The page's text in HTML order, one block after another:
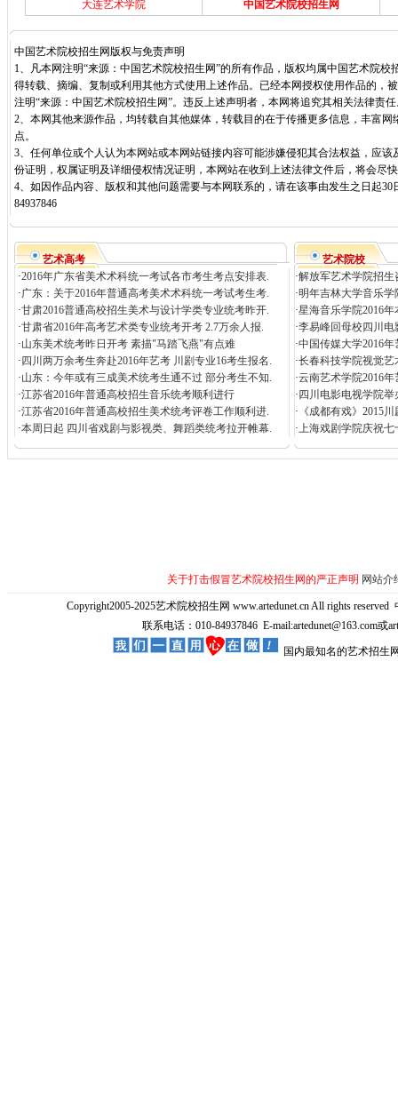
大连艺术学院 中国艺术院校招生网
中国艺术院校招生网版权与免责声明
1、凡本网注明“来源：中国艺术院校招生网”的所有作品，版权均属中国艺术院校
得转载、摘编、复制或利用其他方式使用上述作品。已经本网授权使用作品的，
注明“来源：中国艺术院校招生网”。违反上述声明者，本网将追究其相关法律责
2、本网其他来源作品，均转载自其他媒体，转载目的在于传播更多信息，丰富
点。
3、任何单位或个人认为本网站或本网站链接内容可能涉嫌侵犯其合法权益，应
份证明，权属证明及详细侵权情况证明，本网站在收到上述法律文件后，将会尽
4、如因作品内容、版权和其他问题需要与本网联系的，请在该事由发生之日起30
84937846
艺术高考
·2016年广东省美术术科统一考试各市考生考点安排表.
·广东：关于2016年普通高考美术术科统一考试考生考.
·甘肃2016普通高校招生美术与设计学类专业统考昨开.
·甘肃省2016年高考艺术类专业统考开考 2.7万余人报.
·山东美术统考昨日开考 素描"马踏飞燕"有点难
· 四川两万余考生奔赴2016年艺考 川剧专业16考生报名.
·山东：今年或有三成美术统考生通不过 部分考生不知.
·江苏省2016年普通高校招生音乐统考顺利进行
·江苏省2016年普通高校招生美术统考评卷工作顺利进.
·本周日起 四川省戏剧与影视类、舞蹈类统考拉开帷幕.
艺术院校
·解放军艺术学院招生
·明年吉林大学音乐学
·星海音乐学院2016
·李易峰回母校四川
·中国传媒大学2016
·长春科技学院视觉
·云南艺术学院2016
· 四川电影电视学院举
· 《成都有戏》2015
·上海戏剧学院庆祝
关于打击假冒艺术院校招生网的严正声明 网站介
Copyright2005-2025艺术院校招生网 www.artedunet.cn All rights reserved
联系电话：010-84937846 E-mail:artedunet@163.com或
国内最知名的艺术招生